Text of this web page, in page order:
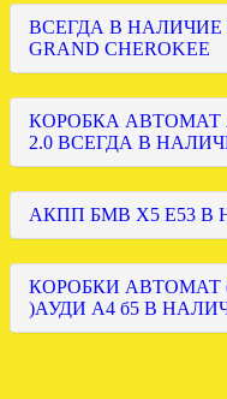
ВСЕГДА В НАЛИЧИЕ
GRAND CHEROKEE
КОРОБКА АВТОМАТ
2.0 ВСЕГДА В
АКПП БМВ Х5 Е53
КОРОБКИ АВТОМАТ
)АУДИ А4 б5 В